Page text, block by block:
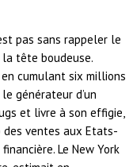
pas sans rappeler le
tête boudeuse.
cumulant six millions
générateur d’un
et livre à son effigie,
des ventes aux Etats-
Le New York